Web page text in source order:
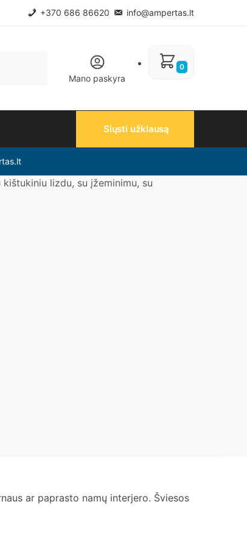
+370 686 86620 info@ampertas.lt
Mano paskyra
0
Siųsti užklausą
lizdu, su įžeminimu, su
ar paprasto namų interjero. Šviesos